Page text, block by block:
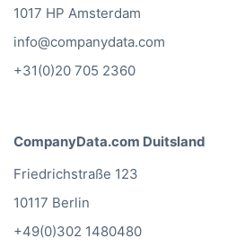
1017 HP Amsterdam
info@companydata.com
+31(0)20 705 2360
CompanyData.com Duitsland
Friedrichstraße 123
10117 Berlin
+49(0)302 1480480